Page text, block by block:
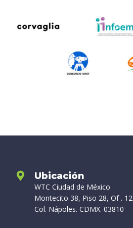
Ubicación
WTC Ciudad de México
Montecito 38, Piso 28, Of . 12
Col. Nápoles. CDMX. 03810